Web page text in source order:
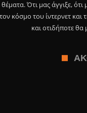
θέματα. Ότι μας άγγιξε,
κόσμο του ίντερνετ και
και οτιδήποτε